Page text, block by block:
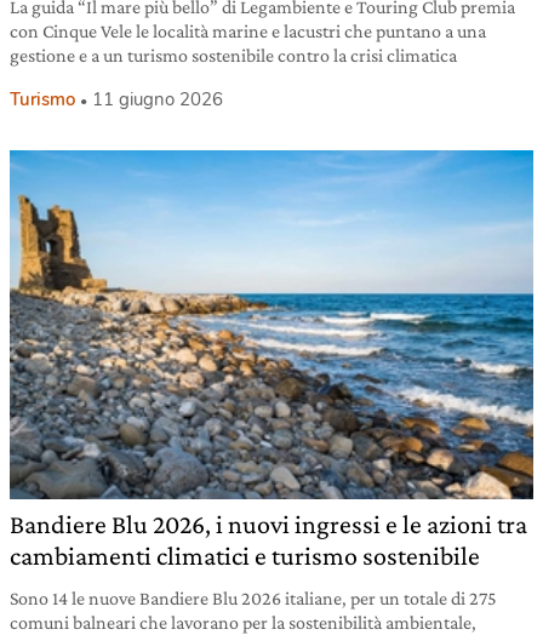
La guida “Il mare più bello” di Legambiente e Touring Club premia
con Cinque Vele le località marine e lacustri che puntano a una
gestione e a un turismo sostenibile contro la crisi climatica
Turismo 11 giugno 2026
Bandiere Blu 2026, i nuovi ingressi e le azioni tra
cambiamenti climatici e turismo sostenibile
Sono 14 le nuove Bandiere Blu 2026 italiane, per un totale di 275
comuni balneari che lavorano per la sostenibilità ambientale,